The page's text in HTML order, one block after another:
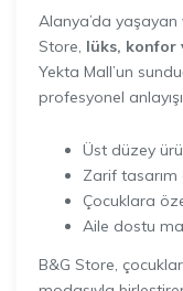
Alanya’da
Store, lüks, konfor
Yekta Mall’un
profesyonel
Üst düzey
Zarif tasarım
Çocuklara
Aile dostu
B&G Store,